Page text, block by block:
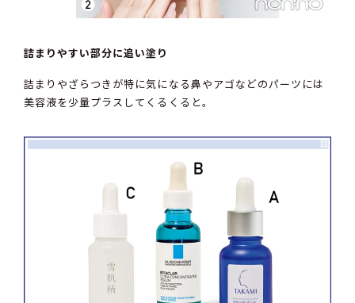
詰まりやすい部分に追い塗り
詰まりやざらつきが特に気になる鼻やアゴなどのパーツには
美容液を少量プラスしてくるくると。